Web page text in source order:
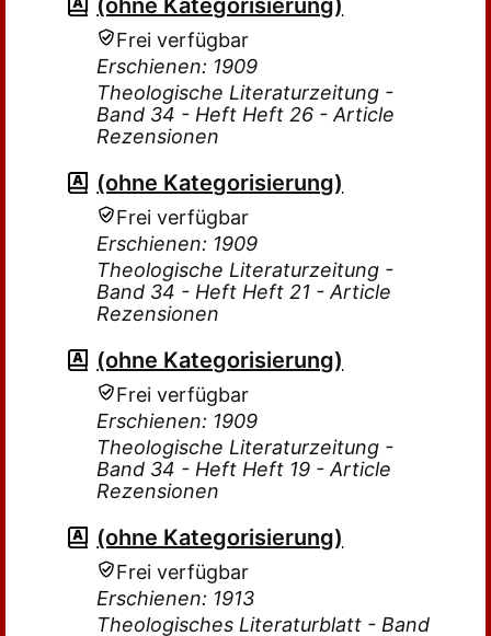
(ohne Kategorisierung)
Frei verfügbar
Erschienen: 1909
Theologische Literaturzeitung -
Band 34 - Heft Heft 26 - Article
Rezensionen
(ohne Kategorisierung)
Frei verfügbar
Erschienen: 1909
Theologische Literaturzeitung -
Band 34 - Heft Heft 21 - Article
Rezensionen
(ohne Kategorisierung)
Frei verfügbar
Erschienen: 1909
Theologische Literaturzeitung -
Band 34 - Heft Heft 19 - Article
Rezensionen
(ohne Kategorisierung)
Frei verfügbar
Erschienen: 1913
Theologisches Literaturblatt - Band